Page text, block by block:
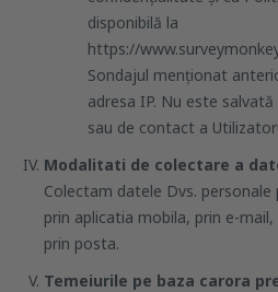
disponibilă la
https://
Sondajul menționat
adresa IP. Nu este
sau de contact a
Modalitati de colectare a
Colectam datele Dvs.
prin aplicatia mobila, prin e-
prin posta.
Temeiurile pe baza carora